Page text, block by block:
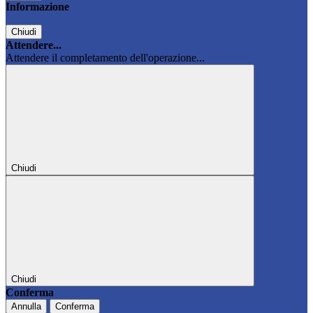
Informazione
Chiudi
Attendere...
Attendere il completamento dell'operazione...
Chiudi
Chiudi
Conferma
Annulla Conferma